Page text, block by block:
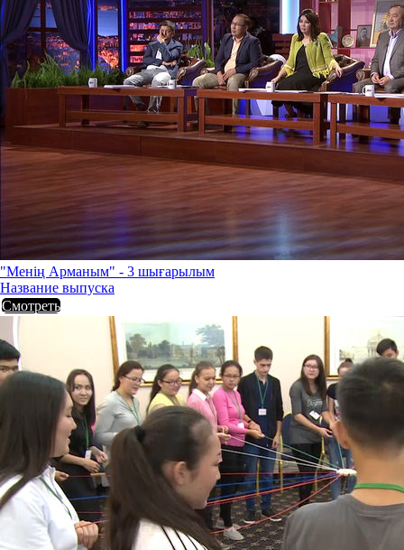
"Менің Арманым" - 3 шығарылым
Название выпуска
Смотреть